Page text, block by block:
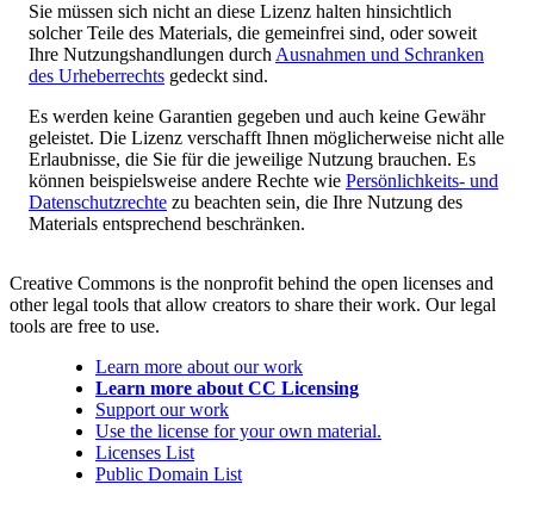
Sie müssen sich nicht an diese Lizenz halten hinsichtlich
solcher Teile des Materials, die gemeinfrei sind, oder soweit
Ihre Nutzungshandlungen durch Ausnahmen und Schranken
des Urheberrechts gedeckt sind.
Es werden keine Garantien gegeben und auch keine Gewähr
geleistet. Die Lizenz verschafft Ihnen möglicherweise nicht alle
Erlaubnisse, die Sie für die jeweilige Nutzung brauchen. Es
können beispielsweise andere Rechte wie Persönlichkeits- und
Datenschutzrechte zu beachten sein, die Ihre Nutzung des
Materials entsprechend beschränken.
Creative Commons is the nonprofit behind the open licenses and
other legal tools that allow creators to share their work. Our legal
tools are free to use.
Learn more about our work
Learn more about CC Licensing
Support our work
Use the license for your own material.
Licenses List
Public Domain List